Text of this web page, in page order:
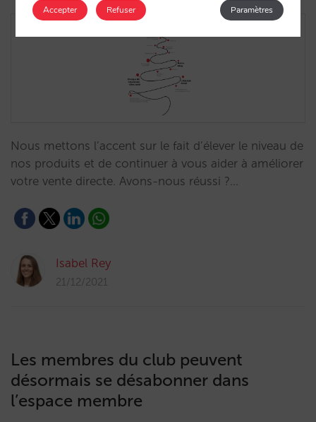
Nous mettons l’accent sur le fait d’élever le niveau de
nos produits et de continuer à vous aider à améliorer
votre vente directe. Avons-nous réussi ?…
Isabel Rey
21/12/2021
Les membres du club peuvent
désormais se désabonner dans
l’espace membre
Accepter Paramètres
Refuser